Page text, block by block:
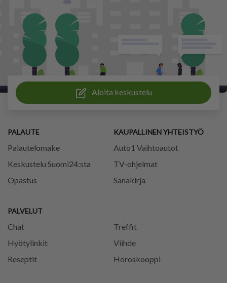
Aloita keskustelu
PALAUTE
Palautelomake
Keskustelu Suomi24:sta
Opastus
PALVELUT
Chat
Treffit
Hyötylinkit
Viihde
Reseptit
Horoskooppi
KAUPALLINEN YHTEISTYÖ
Auto1 Vaihtoautot
TV-ohjelmat
Sanakirja